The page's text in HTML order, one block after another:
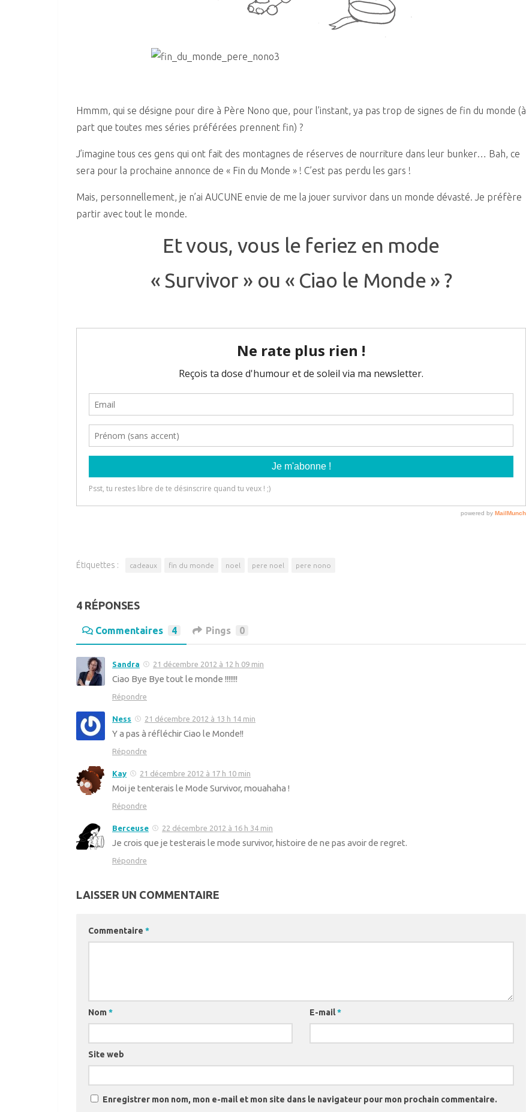
Hmmm, qui se désigne pour dire à Père Nono que, pour l’instant, ya pas trop de signes de fin du monde (à
part que toutes mes séries préférées prennent fin) ?
J’imagine tous ces gens qui ont fait des montagnes de réserves de nourriture dans leur bunker… Bah, ce
sera pour la prochaine annonce de « Fin du Monde » ! C’est pas perdu les gars !
Mais, personnellement, je n’ai AUCUNE envie de me la jouer survivor dans un monde dévasté. Je préfère
partir avec tout le monde.
Et vous, vous le feriez en mode
« Survivor » ou « Ciao le Monde » ?
Étiquettes : cadeaux fin du monde noel pere noel pere nono
4 RÉPONSES
Commentaires 4 Pings 0
Sandra 21 décembre 2012 à 12 h 09 min
Ciao Bye Bye tout le monde !!!!!!!
Répondre
Ness 21 décembre 2012 à 13 h 14 min
Y a pas à réfléchir Ciao le Monde!!
Répondre
Kay 21 décembre 2012 à 17 h 10 min
Moi je tenterais le Mode Survivor, mouahaha !
Répondre
Berceuse 22 décembre 2012 à 16 h 34 min
Je crois que je testerais le mode survivor, histoire de ne pas avoir de regret.
Répondre
LAISSER UN COMMENTAIRE
Commentaire *
Nom * E-mail*
Site web
Enregistrer mon nom, mon e-mail et mon site dans le navigateur pour mon prochain commentaire.